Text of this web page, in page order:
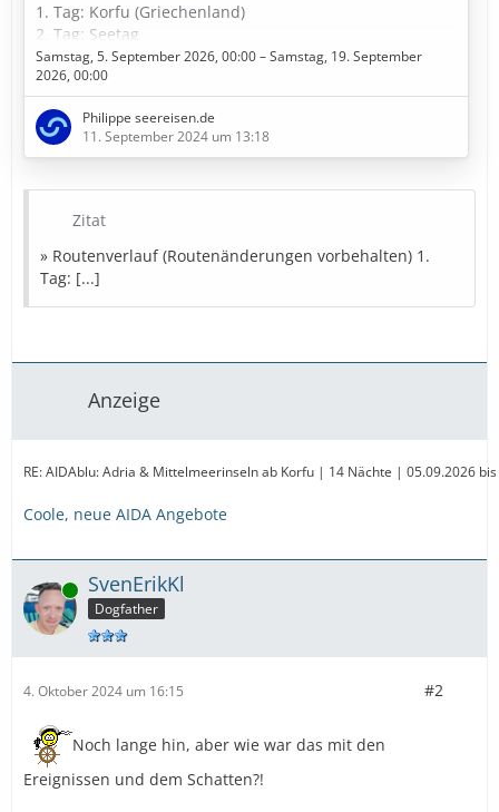
1. Tag: Korfu (Griechenland)
2. Tag: Seetag
3. Tag: Valletta (Malta)
4. Tag: Catania (Italien)
5. Tag: Messina (Italien)
6. Tag: Argostoli / Kefalonia (Griechenland)
7. Tag: Katakolon (Griechenland)
9. Tag: Bari (Italien)
10. Tag: Dubrovnik (Kroatien)
12. Tag: Zadar (Kroatien)
13. Tag: Triest (Italien)
14. Tag: Seetag
» Bestpreise in Sicht
Samstag, 5. September 2026, 00:00 – Samstag, 19. September
2026, 00:00
Philippe seereisen.de
11. September 2024 um 13:18
Zitat
» Routenverlauf (Routenänderungen vorbehalten) 1.
Tag: [...]
Anzeige
RE: AIDAblu: Adria & Mittelmeerinseln ab Korfu | 14 Nächte | 05.09.2026
Coole, neue AIDA Angebote
Online SvenErikKl
Dogfather
4. Oktober 2024 um 16:15 #2
Noch lange hin, aber wie war das mit den
Ereignissen und dem Schatten?!